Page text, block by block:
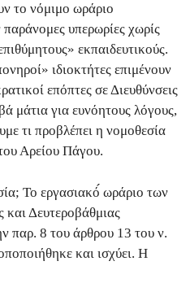
το νόμιμο ωράριο
παράνομες υπερωρίες χωρίς
εκπαιδευτικούς.
ιδιοκτήτες επιμένουν
επόπτες σε Διευθύνσεις
μάτια για ευνόητους λόγους,
τι προβλέπει η νομοθεσία
Αρείου Πάγου.
Το εργασιακό́ ωράριο των
και Δευτεροβάθμιας
παρ. 8 του άρθρου 13 του ν.
και ισχύει. Η